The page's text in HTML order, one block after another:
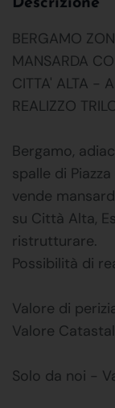
BERGAMO
MANSARDA
CITTA' ALTA -
REALIZZO
Bergamo,
spalle di
vende
su Città Alta,
ristrutturare.
Possibilità di
Valore di
Valore
Solo da noi -